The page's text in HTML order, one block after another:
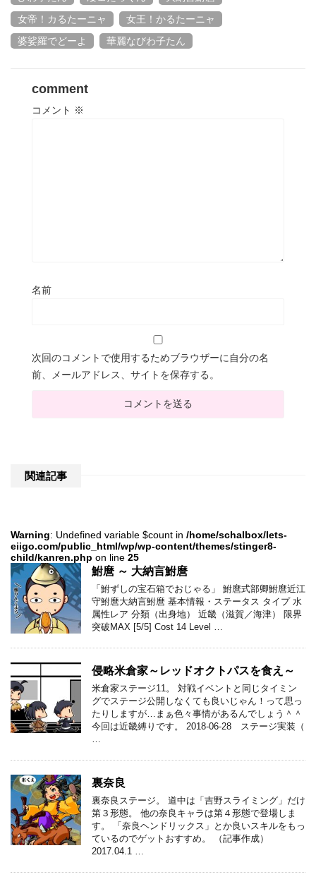
女帝！カるたーニャ
女王！かるたーニャ
婆娑羅でどーよ
華麗なびわ子たん
comment
コメント ※
名前
次回のコメントで使用するためブラウザーに自分の名
前、メールアドレス、サイトを保存する。
関連記事
Warning: Undefined variable $count in /home/schalbox/lets-
eiigo.com/public_html/wp/wp-content/themes/stinger8-
child/kanren.php on line 25
鮒麿 ～ 大納言鮒麿
「鮒ずしの宝石箱でおじゃる」 鮒麿式部卿鮒麿近江
守鮒麿大納言鮒麿 基本情報・ステータス タイプ 水
属性レア 分類（出身地） 近畿（滋賀／海津） 限界
突破MAX [5/5] Cost 14 Level …
侵略米倉家～レッドオクトパスを食え～
米倉家ステージ11。 対戦イベントと同じタイミン
グでステージ公開しなくても良いじゃん！って思っ
たりしますが…まぁ色々事情があるんでしょう＾＾
今回は近畿縛りです。 2018-06-28 ステージ実装（
…
裏奈良
裏奈良ステージ。 道中は「吉野スライミング」だけ
第３形態。 他の奈良キャラは第４形態で登場しま
す。 「奈良ヘンドリックス」とか良いスキルをもっ
ているのでゲットおすすめ。 （記事作成）
2017.04.1 …